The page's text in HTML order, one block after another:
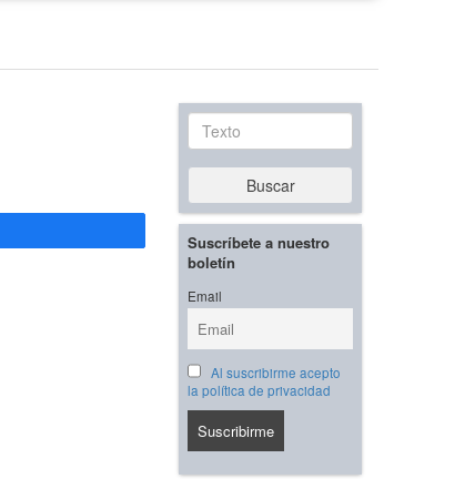
Texto
Buscar
Suscríbete a nuestro
boletín
Email
Al suscribirme acepto
la política de privacidad